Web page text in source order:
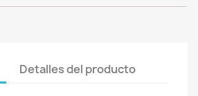
Detalles del producto